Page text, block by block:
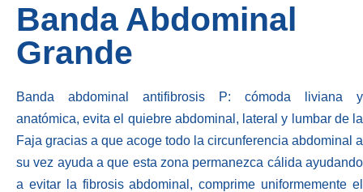
Banda Abdominal
Grande
Banda abdominal antifibrosis P: cómoda liviana y
anatómica, evita el quiebre abdominal, lateral y lumbar de la
Faja gracias a que acoge todo la circunferencia abdominal a
su vez ayuda a que esta zona permanezca cálida ayudando
a evitar la fibrosis abdominal, comprime uniformemente el